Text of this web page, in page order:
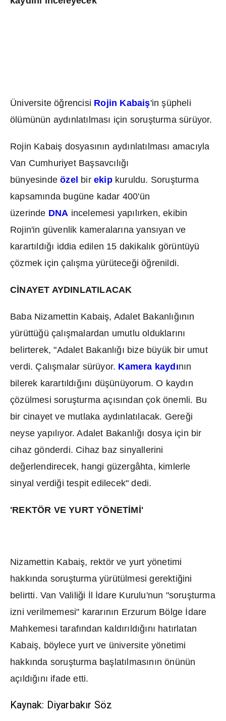
Üniversite öğrencisi Rojin Kabaiş'inşüpheli
ölümünün aydınlatı lması için soruşturma sürüyor.
Rojin Kabaiş dosyasının aydınlatı lması amacıyla
Van Cumhuriyet Başsavcı ığı
bünyesindeözel birekipkuruldu. Soruşturma
kapsamında bugüne kadar 400'ün
üzerinde DNA incelemesi yapı ırken, ekibin
Rojin'in güvenlik kameralarına yansıyan ve
karartı ldığı iddia edilen 15 dakikal ık görüntüyü
çözmek için çal ışma yürüteceği öğrenildi.
CİNAYET AYDINLATILACAK
Baba Nizamettin Kabaiş, Adalet Bakanl ığının
yürüttüğü çal ışmalardan umutlu olduklarını
belirterek, "Adalet Bakanl ığı bize büyük bir umut
verdi. Çal ışmalar sürüyor. Kamera kayd ının
bilerek karartı ldığını düşünüyorum. O kaydın
çözülmesi soruşturma açısından çok önemli. Bu
bir cinayet ve mutlaka aydınlatı lacak. Gereği
neyse yapı ıyor. Adalet Bakanl ığı dosya için bir
cihaz gönderdi. Cihaz baz sinyallerini
değerlendirecek, hangi güzergâhta, kimlerle
sinyal verdiği tespit edilecek" dedi.
'REKTÖR VE YURT YÖNETİMİ'
Nizamettin Kabaiş, rektör ve yurt yönetimi
hakkında soruşturma yürütülmesi gerektiğini
belirtti. Van Valiliği İ İdare Kurulu'nun "soruşturma
izni verilmemesi" kararının Erzurum Bölge İdare
Mahkemesi tarafından kaldırı ldığını hatırlatan
Kabaiş, böylece yurt ve üniversite yönetimi
hakkında soruşturma baş latı lmasının önünün
açı ldığını ifade etti.
Kaynak: Diyarbakır Söz